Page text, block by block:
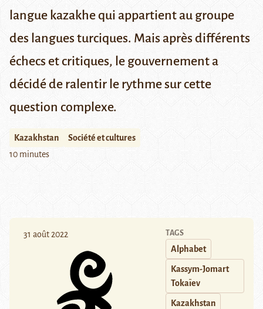
langue kazakhe qui appartient au groupe
des langues turciques. Mais après différents
échecs et critiques, le gouvernement a
décidé de ralentir le rythme sur cette
question complexe.
Kazakhstan
Société et cultures
10 minutes
31 août 2022 TAGS
Alphabet
Kassym-Jomart
Tokaïev
Kazakhstan